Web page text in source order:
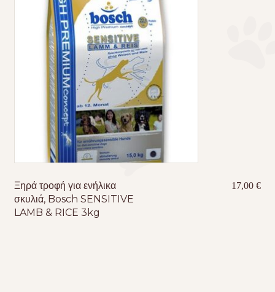
Ξηρά τροφή για ενήλικα
σκυλιά, Bosch SENSITIVE
LAMB & RICE 3kg
17,00€